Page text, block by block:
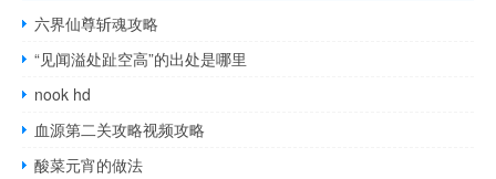
六界仙尊斩魂攻略
“见闻溢处趾空高”的出处是哪里
nook hd
血源第二关攻略视频攻略
酸菜元宵的做法